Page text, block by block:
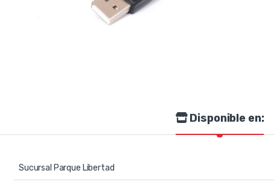
Disponible en:
Sucursal Parque Libertad